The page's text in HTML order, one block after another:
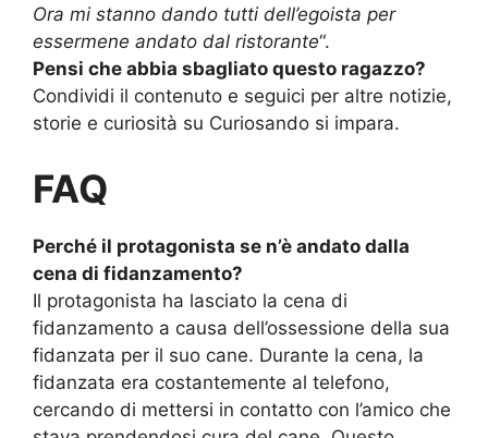
Ora mi stanno dando tutti dell’egoista per
essermene andato dal ristorante“.
Pensi che abbia sbagliato questo ragazzo?
Condividi il contenuto e seguici per altre notizie,
storie e curiosità su Curiosando si impara.
FAQ
Perché il protagonista se n’è andato dalla
cena di fidanzamento?
Il protagonista ha lasciato la cena di
fidanzamento a causa dell’ossessione della sua
fidanzata per il suo cane. Durante la cena, la
fidanzata era costantemente al telefono,
cercando di mettersi in contatto con l’amico che